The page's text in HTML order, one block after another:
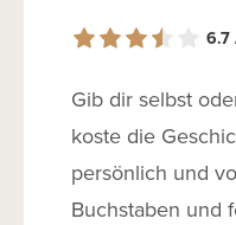
6.7
Gib dir selbst
koste die
persönlich und
Buchstaben und